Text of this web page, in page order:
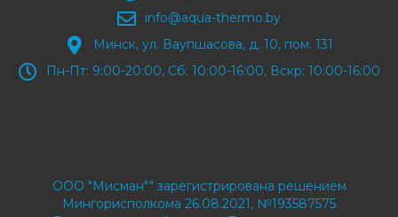
info@aqua-thermo.by
Минск, ул. Ваупшасова, д. 10, пом. 131
Пн-Пт: 9:00-20:00, Сб: 10:00-16:00, Вскр: 10:00-16:00
ООО "Мисман"" зарегистрирована решением
Мингорисполкома 26.08.2021, №193587575